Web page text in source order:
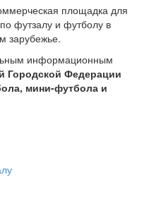
площадка для
футзалу и футболу в
зарубежье.
информационным
Городской Федерации
мини-футбола и